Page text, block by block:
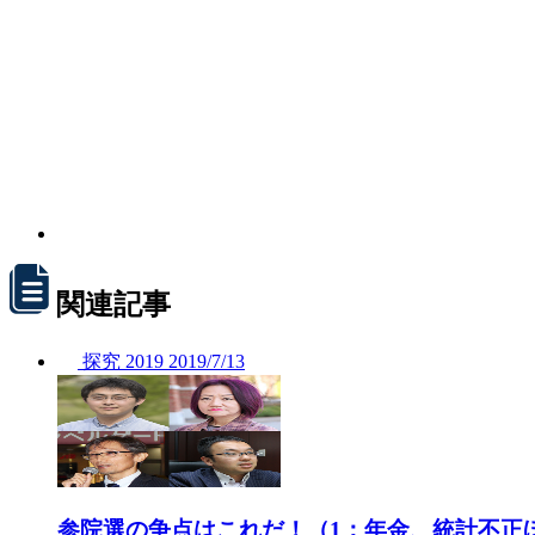
関連記事
探究 2019 2019/7/13
参院選の争点はこれだ！（1：年金、統計不正